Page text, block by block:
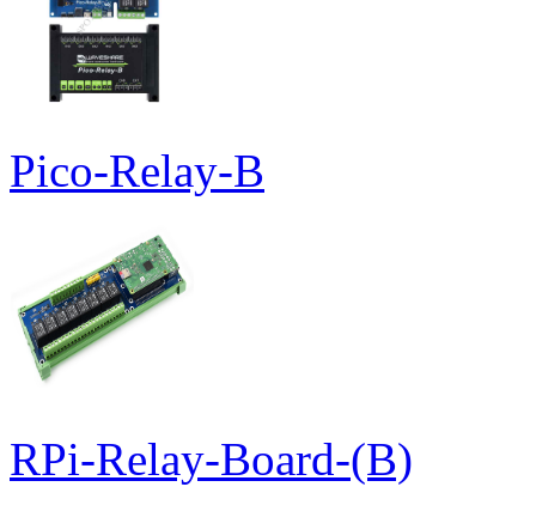
Pico-Relay-B
RPi-Relay-Board-(B)